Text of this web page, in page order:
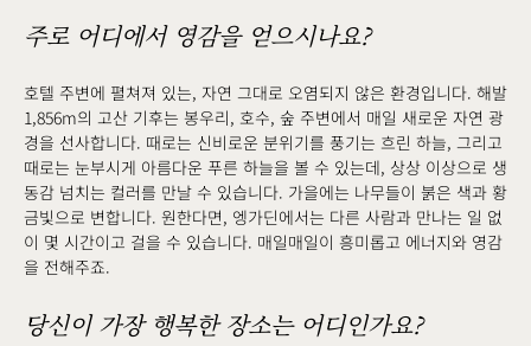
주로 어디에서 영감을 얻으시나요?
호텔 주변에 펼쳐져 있는, 자연 그대로 오염되지 않은 환경입니다. 해발
1,856m의 고산 기후는 봉우리, 호수, 숲 주변에서 매일 새로운 자연 광
경을 선사합니다. 때로는 신비로운 분위기를 풍기는 흐린 하늘, 그리고
때로는 눈부시게 아름다운 푸른 하늘을 볼 수 있는데, 상상 이상으로 생
동감 넘치는 컬러를 만날 수 있습니다. 가을에는 나무들이 붉은 색과 황
금빛으로 변합니다. 원한다면, 엥가딘에서는 다른 사람과 만나는 일 없
이 몇 시간이고 걸을 수 있습니다. 매일매일이 흥미롭고 에너지와 영감
을 전해주죠.
당신이 가장 행복한 장소는 어디인가요?